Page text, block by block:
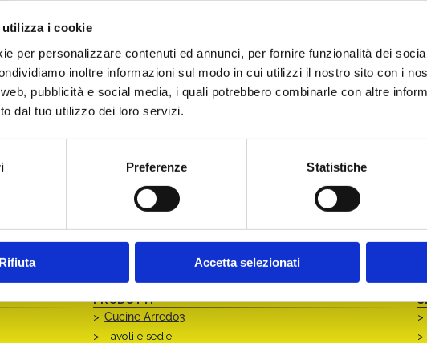
i cookie
per personalizzare contenuti ed annunci, per fornire funzionalità dei
inoltre informazioni sul modo in cui utilizzi il nostro sito con i
pubblicità e social media, i quali potrebbero combinarle con altre
dal tuo utilizzo dei loro servizi.
Preferenze Statistiche
Rifiuta Accetta selezionati
non inferiore alla classe A per i forni, alla classe E per le lavatrici,
ad arredare un immobile oggetto di ristrutturazione.
MOBILI?
chiacquista mobili ed elettrodomestici nuovi e ha
a quello dell’acquisto dei beni.
sul bonus mobili? Venite a trovarci nel nostro showroom!
la pagina dedicata sul sito dell’Agenzia delle Entrate
PRODOTTI
Cucine Arredo3
Tavoli e sedie